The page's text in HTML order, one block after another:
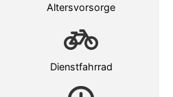
Altersvorsorge
Dienstfahrrad